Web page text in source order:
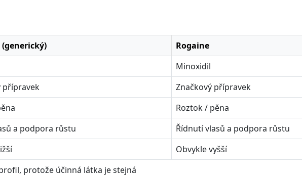
Rogaine
Minoxidil
přípravek
Značkový přípravek
Roztok / pěna
a podpora růstu
Řídnutí vlasů a podpora růstu
Obvykle vyšší
protože účinná látka je stejná